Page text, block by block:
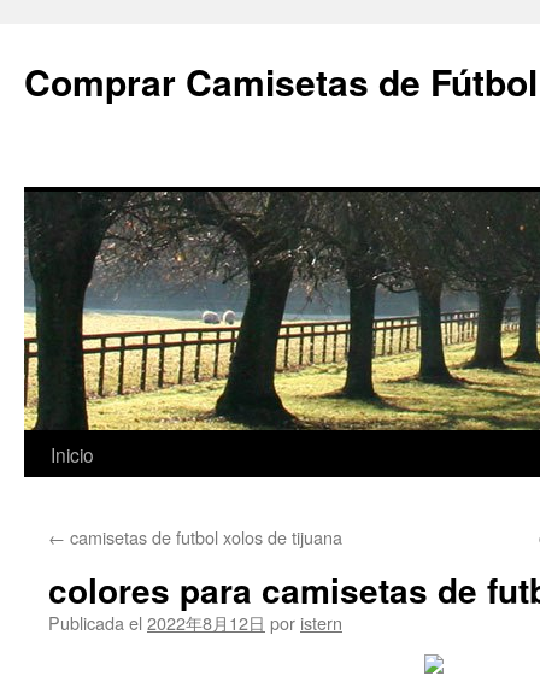
Comprar Camisetas de
Saltar
contenido
Inicio
← camisetas de futbol xolos de tijuana
colores para camisetas de
Publicada el 2022年8月12日 por istern